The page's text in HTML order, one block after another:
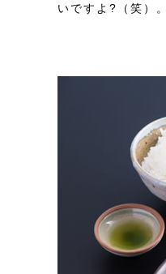
いですよ?（笑）